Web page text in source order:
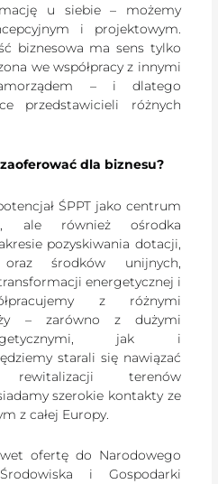
u siebie – możemy
i projektowym.
biznesowa ma sens tylko
we współpracy z innymi
– i dlatego
przedstawicieli różnych
dla biznesu?
ŚPPT jako centrum
ale również ośrodka
pozyskiwania dotacji,
środków unijnych,
energetycznej i
z różnymi
– zarówno z dużymi
jak i
starali się nawiązać
terenów
szerokie kontakty ze
z całej Europy.
ofertę do Narodowego
i Gospodarki